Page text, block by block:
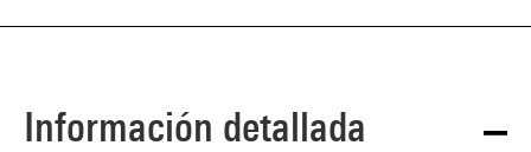
Información detallada